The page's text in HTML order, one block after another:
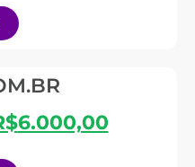
6.000,00